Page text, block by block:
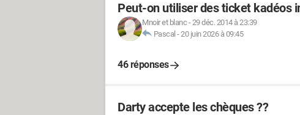
Peut-on utiliser des ticket kadéos
Mnoir et blanc -29 déc. 2014 à 23:39
Pascal -20 juin 2026 à 09:45
46 réponses
Darty accepte les chèques ??